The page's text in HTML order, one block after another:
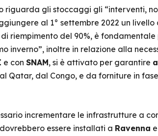
riguarda gli stoccaggi gli “interventi,
al 1° settembre 2022 un
riempimento del 90%, è
inverno”, inoltre in relazione alla
e con SNAM, si è attivato per garantire
Qatar, dal Congo, e da forniture in
incrementare le infrastrutture a
essere installati a Ravenna e